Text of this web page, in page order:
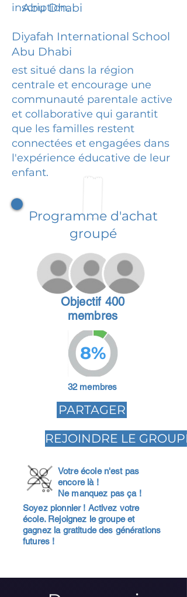
inscription.
Abu Dhabi
Diyafah International School
Abu Dhabi
est situé dans la région
centrale et encourage une
communauté parentale active
et collaborative qui garantit
que les familles restent
connectées et engagées dans
l'expérience éducative de leur
enfant.
Programme d'achat
groupé
Objectif 400
membres
8%
32 membres
PARTAGER
REJOINDRE LE GROUPE
Votre école n'est pas
encore là !
Ne manquez pas ça !
Soyez pionnier ! Activez votre
école. Rejoignez le groupe et
gagnez la gratitude des générations
futures !